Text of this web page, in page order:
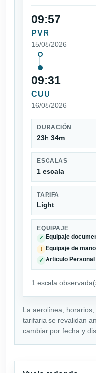
09:57
PVR
15/08/2026
09:31
CUU
16/08/2026
DURACIÓN
23h 34m
ESCALAS
1 escala
TARIFA
Light
EQUIPAJE
✓ Equipaje
! Equipaje de
✓ Articulo Personal
1 escala
La aerolínea,
tarifaria se revalidan
cambiar por fecha y